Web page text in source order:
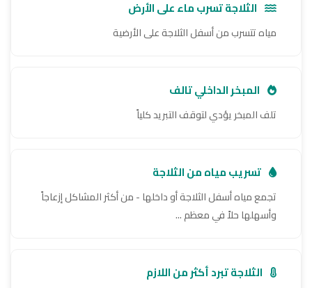
الثلاجة تسرب ماء على الأرض
مياه تتسرب من أسفل الثلاجة على الأرضية
المبخر الداخلي تالف
تلف المبخر يؤدي لتوقف التبريد كلياً
تسريب مياه من الثلاجة
تجمع مياه أسفل الثلاجة أو داخلها - من أكثر المشاكل إزعاجاً
وأسهلها حلاً في معظم ...
الثلاجة تبرد أكثر من اللازم